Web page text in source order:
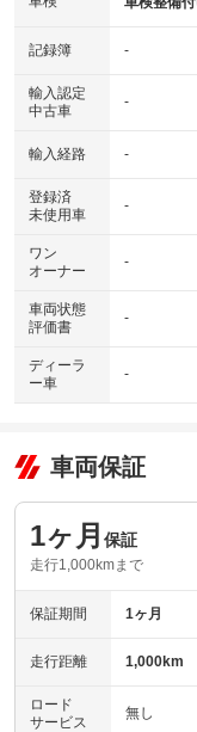
記録簿 -
輸入認定
中古車
-
輸入経路 -
登録済
未使用車
-
ワン
オーナー
-
車両状態
評価書
-
ディーラ
ー車
-
車両保証
1ヶ月 保証
走行1,000kmまで
保証期間 1ヶ月
走行距離 1,000km
ロード
サービス
無し